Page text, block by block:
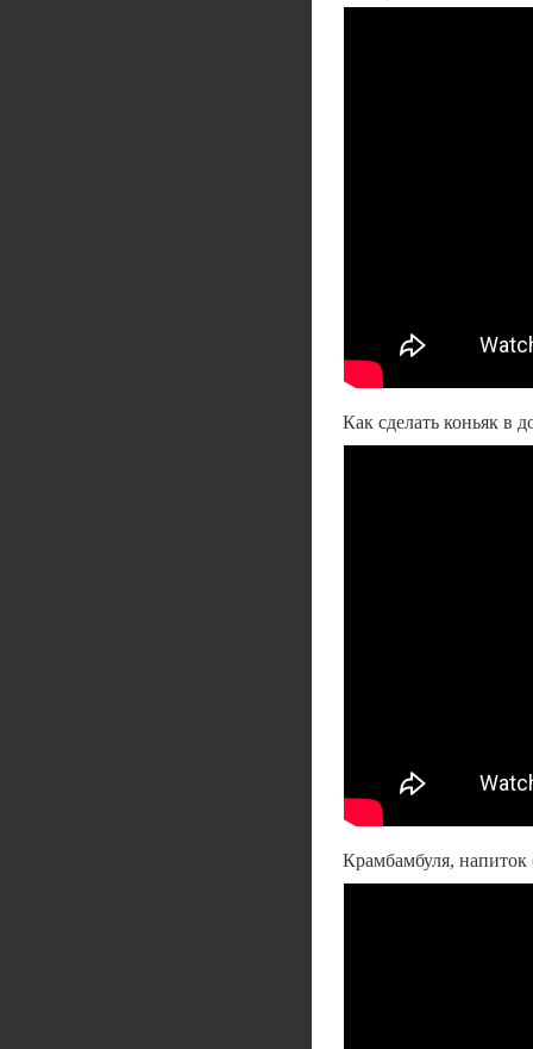
Как сделать коньяк в
Крамбамбуля, напиток